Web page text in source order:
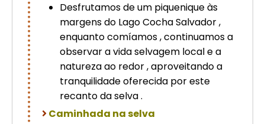
Desfrutamos de um piquenique às
margens do Lago Cocha Salvador ,
enquanto comíamos , continuamos a
observar a vida selvagem local e a
natureza ao redor , aproveitando a
tranquilidade oferecida por este
recanto da selva .
Caminhada na selva